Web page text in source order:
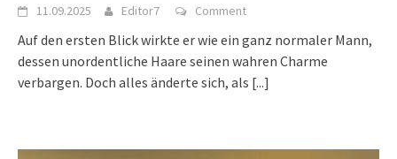
11.09.2025 Editor7 Comment
Auf den ersten Blick wirkte er wie ein ganz normaler Mann,
dessen unordentliche Haare seinen wahren Charme
verbargen. Doch alles änderte sich, als [...]